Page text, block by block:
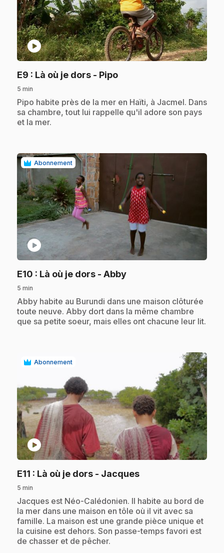
play_circle
E9 : Là où je dors - Pipo.
5 min
.Pipo habite près de la mer en Haïti, à Jacmel. Dans
sa chambre, tout lui rappelle qu'il adore son pays
et la mer.
Abonnement
play_circle
E10 : Là où je dors - Abby.
5 min
.Abby habite au Burundi dans une maison clôturée
toute neuve. Abby dort dans la même chambre
que sa petite soeur, mais elles ont chacune leur lit.
Abonnement
play_circle
E11 : Là où je dors - Jacques.
5 min
.Jacques est Néo-Calédonien. Il habite au bord de
la mer dans une maison en tôle où il vit avec sa
famille. La maison est une grande pièce unique et
la cuisine est dehors. Son passe-temps favori est
de chasser et de pêcher.